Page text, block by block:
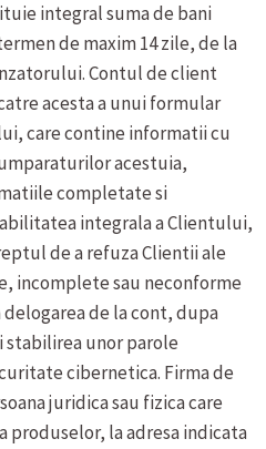
integral suma de bani
de maxim 14 zile, de la
Contul de client
acesta a unui formular
care contine informatii cu
acestuia,
completate si
integrala a Clientului,
de a refuza Clientii ale
incomplete sau neconforme
de la cont, dupa
stabilirea unor parole
cibernetica. Firma de
juridica sau fizica care
produselor, la adresa indicata